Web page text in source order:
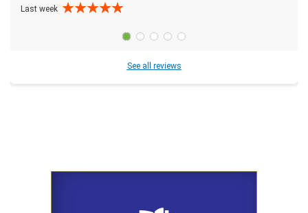
Last week
See all reviews